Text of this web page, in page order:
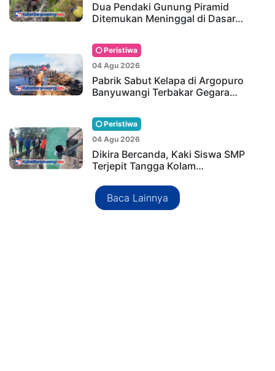
Dua Pendaki Gunung Piramid
Ditemukan Meninggal di Dasar…
Peristiwa
04 Agu 2026
Pabrik Sabut Kelapa di Argopuro
Banyuwangi Terbakar Gegara…
Peristiwa
04 Agu 2026
Dikira Bercanda, Kaki Siswa SMP
Terjepit Tangga Kolam…
Baca Lainnya